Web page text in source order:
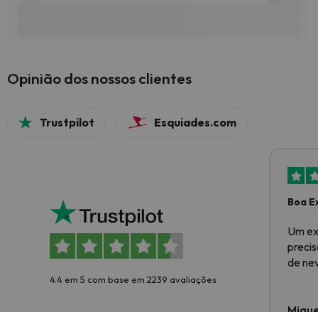
Opinião dos nossos clientes
Trustpilot Esquiades.com
4.4 em 5 com base em 2239 avaliações
Boa
Um
de